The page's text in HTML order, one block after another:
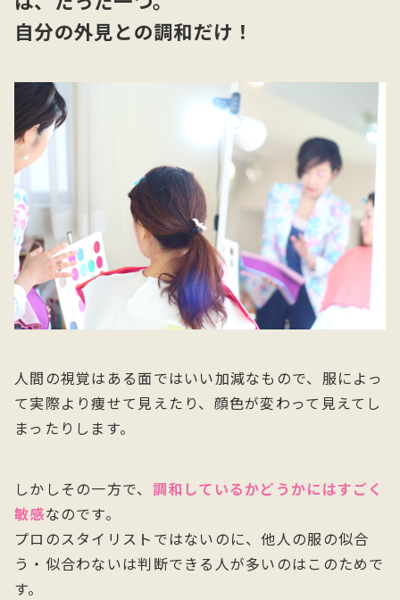
自分の外見との調和だけ！
人間の視覚はある面ではいい加減なもので、服によっ
て実際より痩せて見えたり、顔色が変わって見えてし
まったりします。
しかしその一方で、 調和しているかどうかにはすごく
敏感なのです。
プロのスタイリストではないのに、他人の服の似合
う・似合わないは判断できる人が多いのはこのためで
す。